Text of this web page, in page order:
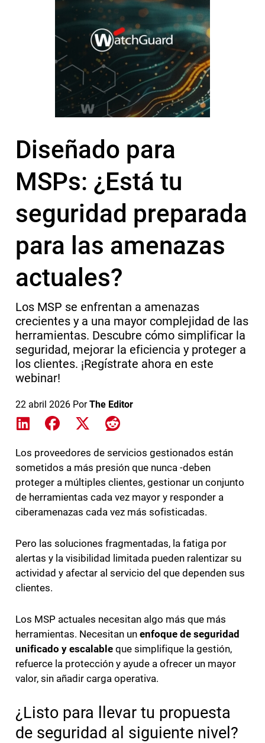
Diseñado para
MSPs: ¿Está tu
seguridad preparada
para las amenazas
actuales?
Los MSP se enfrentan a amenazas
crecientes y a una mayor complejidad de las
herramientas. Descubre cómo simplificar la
seguridad, mejorar la eficiencia y proteger a
los clientes. ¡Regístrate ahora en este
webinar!
22 abril 2026 PorThe Editor
Share on LinkedIn
Share on Facebook
Share on XShare on Reddit
Los proveedores de servicios gestionados están
sometidos a más presión que nunca -deben
proteger a múltiples clientes, gestionar un conjunto
de herramientas cada vez mayor y responder a
ciberamenazas cada vez más sofisticadas.
Pero las soluciones fragmentadas, la fatiga por
alertas y la visibilidad limitada pueden ralentizar su
actividad y afectar al servicio del que dependen sus
clientes.
Los MSP actuales necesitan algo más que más
herramientas. Necesitan un enfoque de seguridad
unificado y escalableque simplifique la gestión,
refuerce la protección y ayude a ofrecer un mayor
valor, sin añadir carga operativa.
¿Listo para llevar tu propuesta
de seguridad al siguiente nivel?